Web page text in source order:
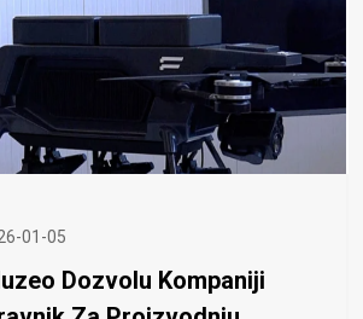
01-05
Dozvolu Kompaniji